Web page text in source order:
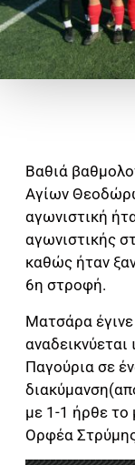
Βαθιά
Αγίων
αγωνιστική
αγωνιστικής
καθώς ήταν
6η στροφή.
Ματσάρα
Παγούρια σε
με 1-1 ήρθε το
Ορφέα